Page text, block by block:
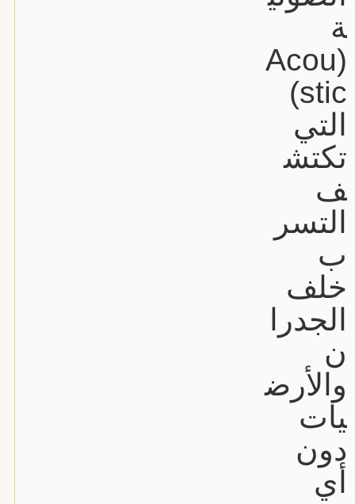
ة
(Acou
stic)
التي
تكتش
ف
التسر
ب
خلف
الجدرا
ن
والأرض
يات
دون
أي